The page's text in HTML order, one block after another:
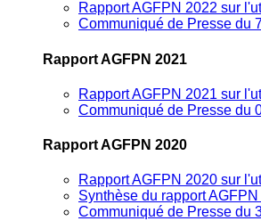
Rapport AGFPN 2022 sur
Communiqué de Presse du
Rapport AGFPN 2021
Rapport AGFPN 2021 sur
Communiqué de Presse du
Rapport AGFPN 2020
Rapport AGFPN 2020 sur
Synthèse du rapport
Communiqué de Presse du